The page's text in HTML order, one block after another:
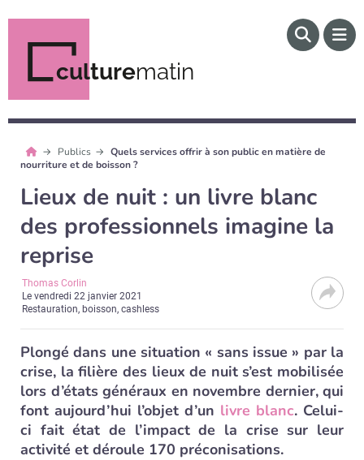
culturematin
Publics
Quels services offrir à son public en matière de
nourriture et de boisson ?
Lieux de nuit : un livre blanc
des professionnels imagine la
reprise
Thomas Corlin
Levendredi 22 janvier 2021
Restauration, boisson, cashless
Plongé dans une situation « sans issue » par la
crise, la filière des lieux de nuit s’est mobilisée
lors d’états généraux en novembre dernier, qui
font aujourd’hui l’objet d’un livre blanc. Celui-
ci fait état de l’impact de la crise sur leur
activité et déroule 170 préconisations.